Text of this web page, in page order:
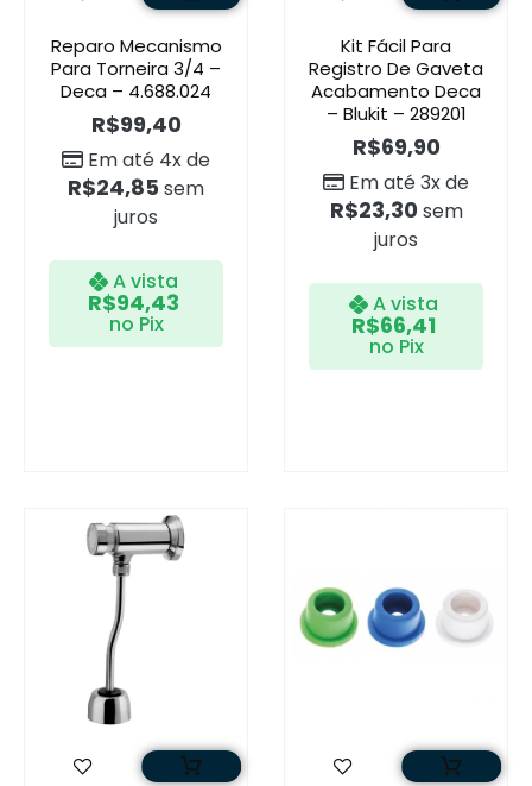
Reparo Mecanismo
Para Torneira 3/4 –
Deca – 4.688.024
R$99,40
Em até 4x de
R$24,85 sem
juros
A vista
R$94,43
no Pix
Kit Fácil Para
Registro De Gaveta
Acabamento Deca
– Blukit – 289201
R$69,90
Em até 3x de
R$23,30 sem
juros
A vista
R$66,41
no Pix